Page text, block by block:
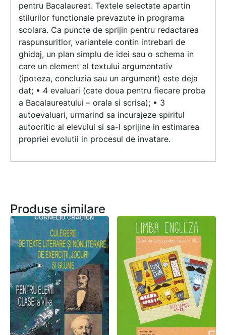
pentru Bacalaureat. Textele selectate apartin
stilurilor functionale prevazute in programa
scolara. Ca puncte de sprijin pentru redactarea
raspunsuritlor, variantele contin intrebari de
ghidaj, un plan simplu de idei sau o schema in
care un element al textului argumentativ
(ipoteza, concluzia sau un argument) este deja
dat; • 4 evaluari (cate doua pentru fiecare proba
a Bacalaureatului – orala si scrisa); • 3
autoevaluari, urmarind sa incurajeze spiritul
autocritic al elevului si sa-l sprijine in estimarea
propriei evolutii in procesul de invatare.
Produse similare